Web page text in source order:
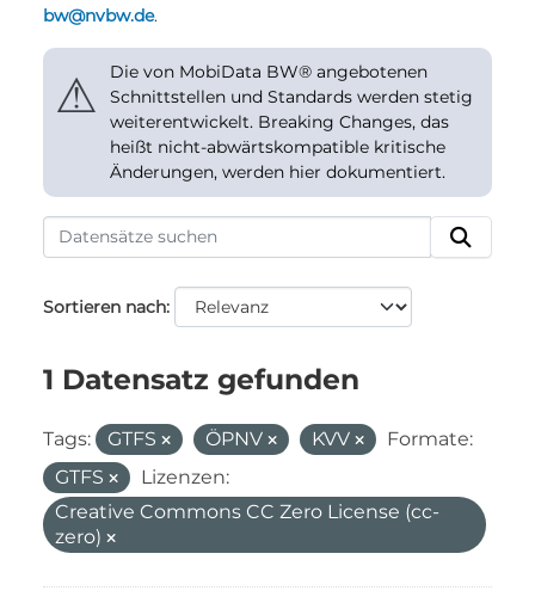
bw@nvbw.de.
⚠
Die von MobiData BW® angebotenen
Schnittstellen und Standards werden stetig
weiterentwickelt. Breaking Changes, das
heißt nicht-abwärtskompatible kritische
Änderungen, werden hier dokumentiert.
Sortieren nach
1 Datensatz gefunden
Tags: GTFS ÖPNV KVV
Formate:
GTFS
Lizenzen:
Creative Commons CC Zero License (cc-
zero)